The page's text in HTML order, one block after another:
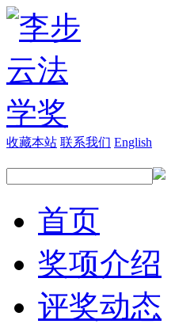
收藏本站 联系我们 English
首页
奖项介绍
评奖动态